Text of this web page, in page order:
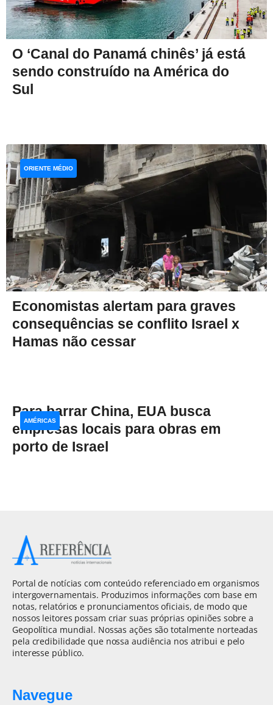
O ‘Canal do Panamá chinês’ já está
sendo construído na América do
Sul
Economistas alertam para graves
consequências se conflito Israel x
Hamas não cessar
ORIENTE MÉDIO
Para barrar China, EUA busca
empresas locais para obras em
porto de Israel
AMÉRICAS
Portal de notícias com conteúdo referenciado em organismos
intergovernamentais. Produzimos informações com base em
notas, relatórios e pronunciamentos oficiais, de modo que
nossos leitores possam criar suas próprias opiniões sobre a
Geopolítica mundial. Nossas ações são totalmente norteadas
pela credibilidade que nossa audiência nos atribui e pelo
interesse público.
Navegue